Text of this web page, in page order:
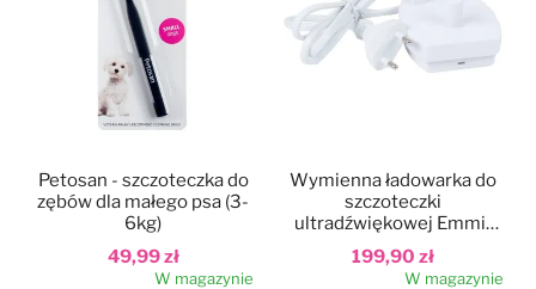
49,99 zł
Petosan - szczoteczka do
zębów dla małego psa (3-
6kg)
W magazynie
199,90 zł
Wymienna ładowarka do
szczoteczki
ultradźwiękowej Emmi-
Pet
W magazynie